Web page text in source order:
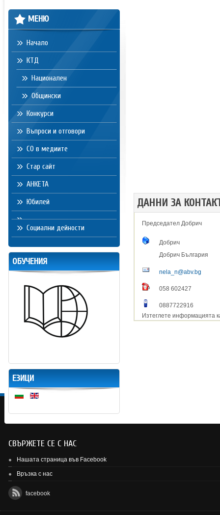
ДАННИ ЗА
Председател Добрич
Добрич
Добрич България
nela_n@abv.bg
058 602427
0887722916
Изтеглете информацията
МЕНЮ
Начало
КТД
Национален
Общински
Конкурси
Въпроси и отговори
СО в медиите
Стар сайт
АНКЕТА
Юбилей
Социални дейности
ОБУЧЕНИЯ
ЕЗИЦИ
СВЪРЖЕТЕ СЕ С НАС
Нашата страница във Facebook
Връзка с нас
facebook